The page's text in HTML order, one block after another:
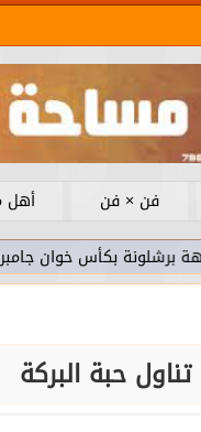
فن × فن أهل
خوان جامبر
حبة البركة